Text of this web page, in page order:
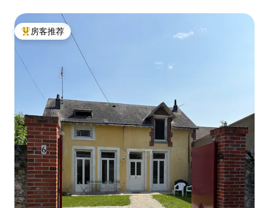
热门「房客推荐」
房客推荐